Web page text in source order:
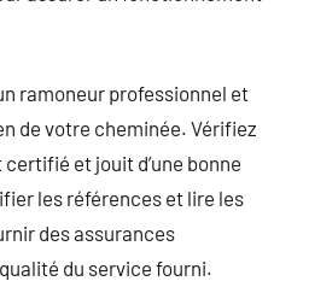
ramoneur professionnel et
de votre cheminée. Vérifiez
et jouit d’une bonne
les références et lire les
des assurances
du service fourni.